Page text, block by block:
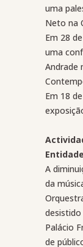
uma
Neto na
Em 28
uma
Andrade
Em 18
A
da
Palácio
de